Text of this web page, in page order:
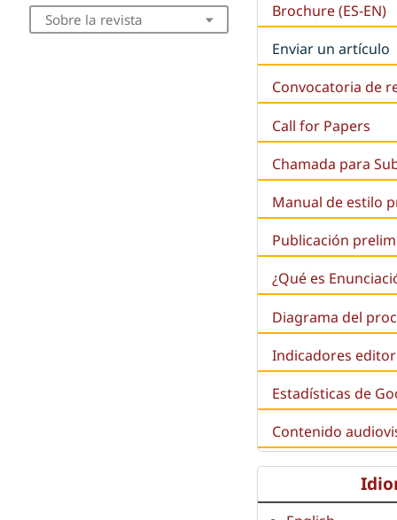
Sobre la revista
Brochure (ES-EN)
Enviar un artículo
Convocatoria de
Call for Papers
Chamada para
Manual de estilo
Publicación
¿Qué es
Diagrama del
Indicadores
Estadísticas de
Contenido